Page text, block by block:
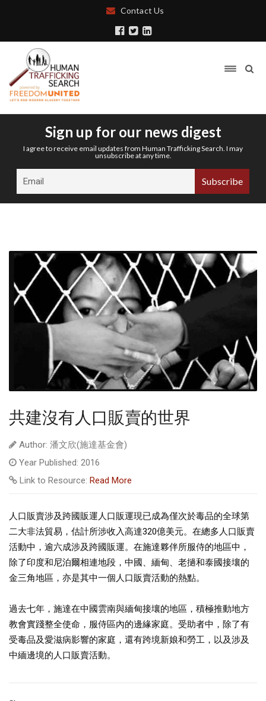
Contact Us
Sign up for our news digest
I agree to receive email updates from Human Trafficking Search. I may
unsubscribe at any time.
共建沒有人口販賣的世界
Author: 潘文欣(施達基金會)
Year Published: 2016
Link to Resource: Read More
人口販賣涉及跨國販運人口販運現已成為僅次於毒品的全球第
二大非法貿易，估計所涉收入高達320億美元。在總多人口販賣
活動中，逾六成涉及跨國販運。在施達夥伴所服侍的地區中，
除了印度和尼泊爾相連地段，中國、緬甸、老撾和泰國接壤的
金三角地區，亦是其中一個人口販賣活動的熱點。
過去七年，施達在中國雲南與緬甸接壤的地區，積極推動地方
教會實踐整全使命，服侍區內的邊緣家庭。受助者中，除了有
受毒品及愛滋病影響的家庭，還有跨境新娘和勞工，以及涉及
中緬邊境的人口販賣活動。